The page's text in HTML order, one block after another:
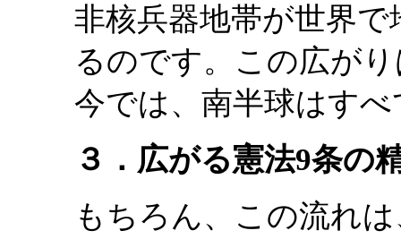
非核兵器地帯が世界
るのです。この広が
今では、南半球はす
３．広がる憲法9条の
もちろん、この流れ